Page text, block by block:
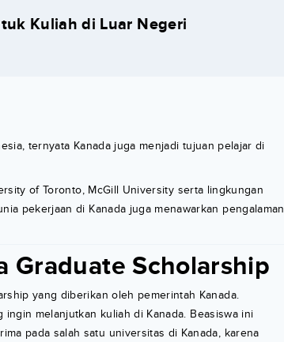
Kuliah di Luar Negeri
ternyata Kanada juga menjadi tujuan pelajar di
of Toronto, McGill University serta lingkungan
pekerjaan di Kanada juga menawarkan pengalaman
Graduate Scholarship
yang diberikan oleh pemerintah Kanada.
melanjutkan kuliah di Kanada. Beasiswa ini
pada salah satu universitas di Kanada, karena